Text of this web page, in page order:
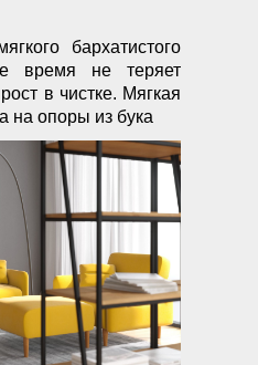
бархатистого
время не теряет
в чистке. Мягкая
на опоры из бука